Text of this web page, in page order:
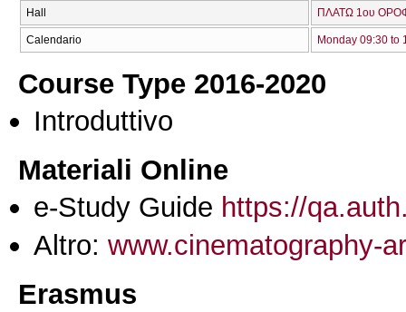
Hall ΠΛΑΤΩ 1ου
Calendario Monday 09:30 to
Course Type 2016-2020
Introduttivo
Materiali Online
e-Study Guide https://
Altro: www.cinematography-
Erasmus